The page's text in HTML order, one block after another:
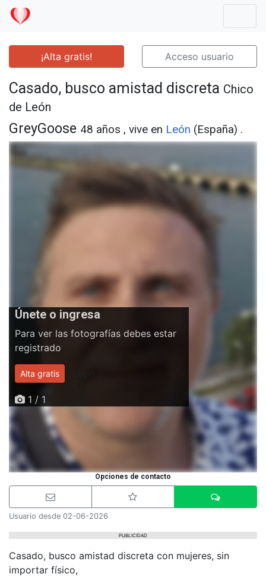
¡Alta gratis! Acceso usuario
Casado, busco amistad discreta Chico
de León
GreyGoose 48 años , vive en León (España) .
Únete o ingresa
Para ver las fotografías debes estar
registrado
Alta gratis Login
1 / 1
Opciones de contacto
Usuario desde 02-06-2026
PUBLICIDAD
Casado, busco amistad discreta con mujeres, sin
importar físico,